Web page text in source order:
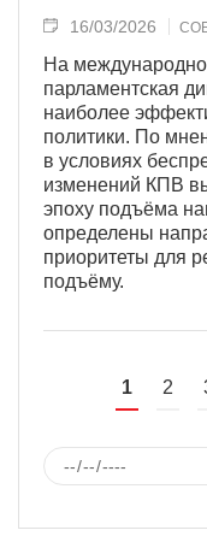
16/03/2026
На
парламентская
наиболее
политики. По
в условиях
изменений КПВ
эпоху подъёма
определены
приоритеты для
подъёму.
1 2